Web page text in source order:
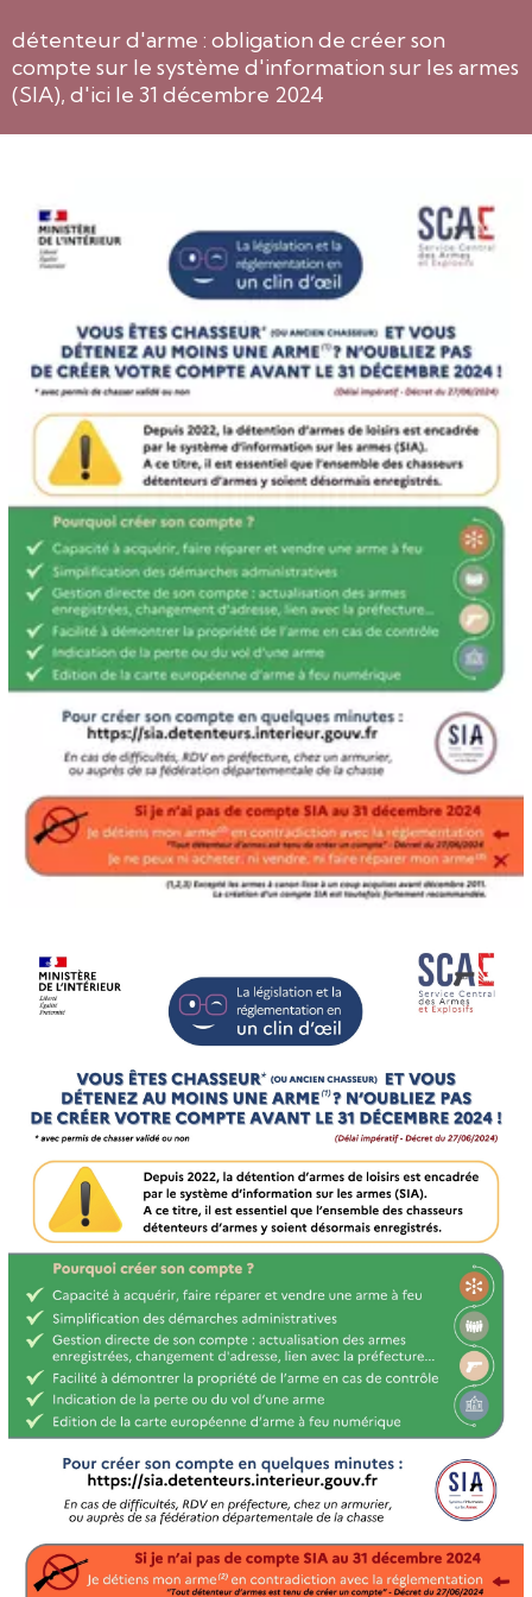
détenteur d'arme : obligation de créer son
compte sur le système d'information sur les armes
(SIA), d'ici le 31 décembre 2024